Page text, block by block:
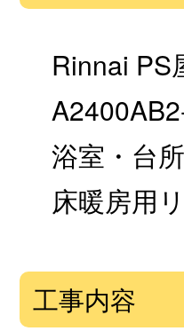
Rinnai PS
浴室・台
床暖房用
工事内容